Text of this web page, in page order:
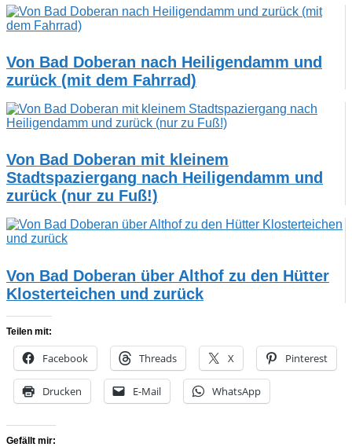
Von Bad Doberan nach Heiligendamm und
zurück (mit dem Fahrrad)
Von Bad Doberan mit kleinem
Stadtspaziergang nach Heiligendamm und
zurück (nur zu Fuß!)
Von Bad Doberan über Althof zu den Hütter
Klosterteichen und zurück
Teilen mit:
Facebook Threads X Pinterest
Drucken E-Mail WhatsApp
Gefällt mir: